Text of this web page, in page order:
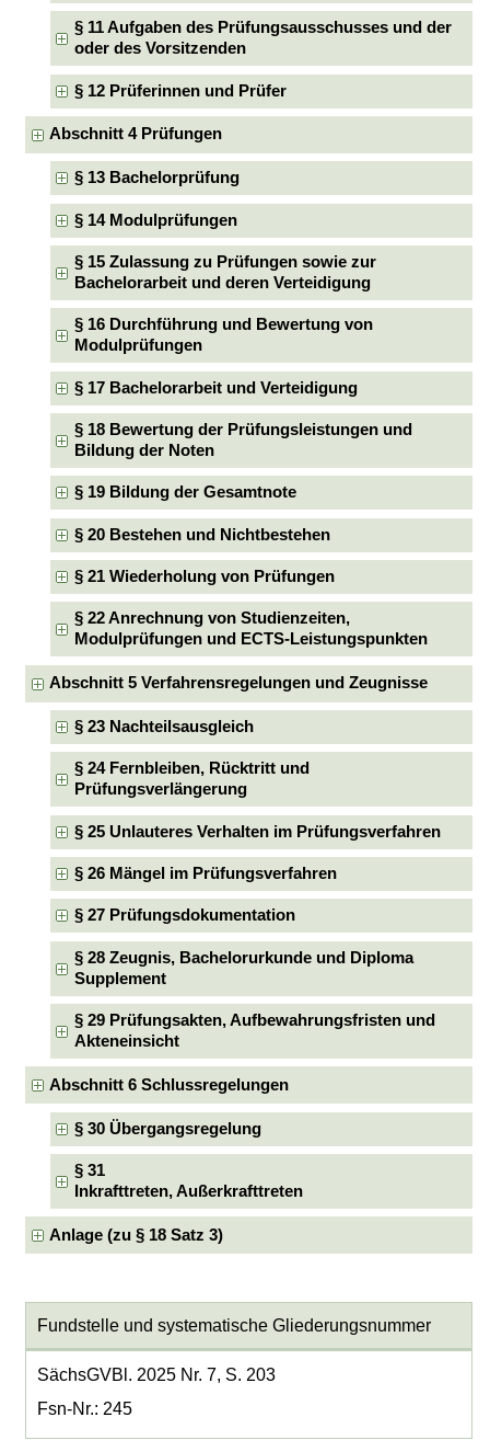
§ 11 Aufgaben des Prüfungsausschusses und der
oder des Vorsitzenden
§ 12 Prüferinnen und Prüfer
Abschnitt 4 Prüfungen
§ 13 Bachelorprüfung
§ 14 Modulprüfungen
§ 15 Zulassung zu Prüfungen sowie zur
Bachelorarbeit und deren Verteidigung
§ 16 Durchführung und Bewertung von
Modulprüfungen
§ 17 Bachelorarbeit und Verteidigung
§ 18 Bewertung der Prüfungsleistungen und
Bildung der Noten
§ 19 Bildung der Gesamtnote
§ 20 Bestehen und Nichtbestehen
§ 21 Wiederholung von Prüfungen
§ 22 Anrechnung von Studienzeiten,
Modulprüfungen und ECTS-Leistungspunkten
Abschnitt 5 Verfahrensregelungen und Zeugnisse
§ 23 Nachteilsausgleich
§ 24 Fernbleiben, Rücktritt und
Prüfungsverlängerung
§ 25 Unlauteres Verhalten im Prüfungsverfahren
§ 26 Mängel im Prüfungsverfahren
§ 27 Prüfungsdokumentation
§ 28 Zeugnis, Bachelorurkunde und Diploma
Supplement
§ 29 Prüfungsakten, Aufbewahrungsfristen und
Akteneinsicht
Abschnitt 6 Schlussregelungen
§ 30 Übergangsregelung
§ 31
Inkrafttreten, Außerkrafttreten
Anlage (zu § 18 Satz 3)
Fundstelle und systematische Gliederungsnummer
SächsGVBl. 2025 Nr. 7, S. 203
Fsn-Nr.: 245